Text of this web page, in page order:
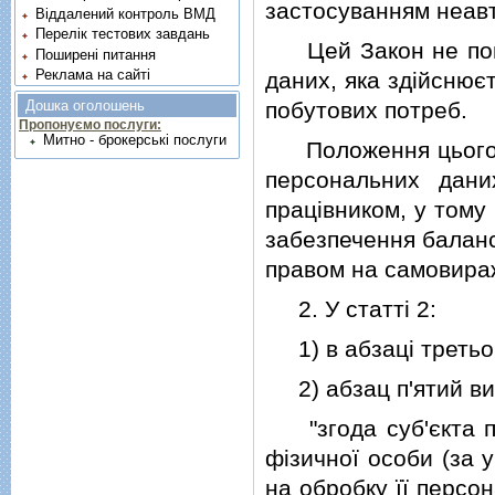
застосуванням
Цей Закон не
даних, яка
побутових потреб.
Положення цього
персональних
працiвником, у
забезпечення
правом на
2. У статтi 2:
1) в абзацi
2) абзац п'ятий
"згода суб'єкта
фiзичної особи (за
на обробку її
Віддалений контроль ВМД
Перелік тестових завдань
Поширені питання
Реклама на сайті
Дошка оголошень
Пропонуємо послуги:
Митно - брокерські послуги